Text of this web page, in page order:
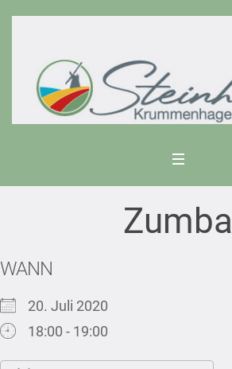
Zumba
WANN
20. Juli 2020
18:00 - 19:00